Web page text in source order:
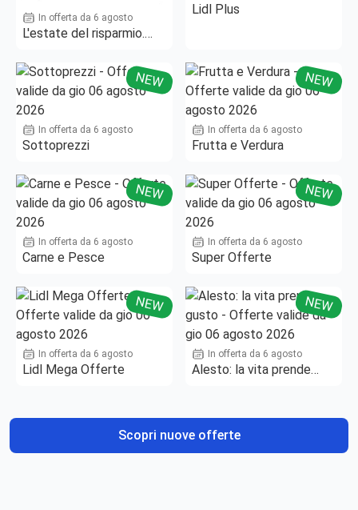
In offerta da 6 agosto
L'estate del risparmio.
Lidl Plus
NEW
In offerta da 6 agosto
Sottoprezzi
NEW
In offerta da 6 agosto
Frutta e Verdura
NEW
In offerta da 6 agosto
Carne e Pesce
NEW
In offerta da 6 agosto
Super Offerte
NEW
In offerta da 6 agosto
Lidl Mega Offerte
NEW
In offerta da 6 agosto
Alesto: la vita prende
Scopri nuove offerte